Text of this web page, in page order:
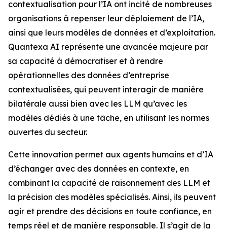
contextualisation pour l’IA ont incité de nombreuses
organisations à repenser leur déploiement de l’IA,
ainsi que leurs modèles de données et d’exploitation.
Quantexa AI représente une avancée majeure par
sa capacité à démocratiser et à rendre
opérationnelles des données d’entreprise
contextualisées, qui peuvent interagir de manière
bilatérale aussi bien avec les LLM qu’avec les
modèles dédiés à une tâche, en utilisant les normes
ouvertes du secteur.
Cette innovation permet aux agents humains et d’IA
d’échanger avec des données en contexte, en
combinant la capacité de raisonnement des LLM et
la précision des modèles spécialisés. Ainsi, ils peuvent
agir et prendre des décisions en toute confiance, en
temps réel et de manière responsable. Il s’agit de la